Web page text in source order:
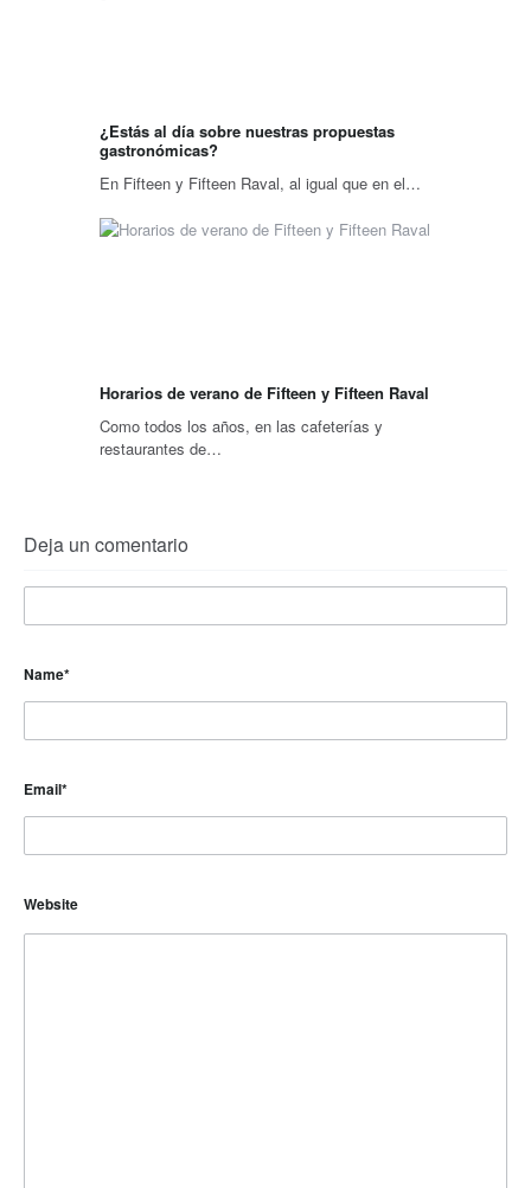
¿Estás al día sobre nuestras propuestas
gastronómicas?
En Fifteen y Fifteen Raval, al igual que en el…
Horarios de verano de Fifteen y Fifteen Raval
Como todos los años, en las cafeterías y
restaurantes de…
Deja un comentario
Name*
Email*
Website